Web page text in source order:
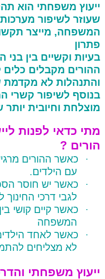
ייעוץ משפחתי הוא
שעוזר לשיפור
המשפחה, מייצר
פתרון
בעיות וקשיים בין
ההורים מקבלים
והתנהלות לא מקדמת
בנוסף לשיפור קשרי
מוצלחת וחיובית יותר
מתי כדאי לפנות
הורים ?
·
כאשר ההורים
עם הילדים.
·
כאשר יש חוסר
לגבי דרכי החינוך
·
כאשר קיים קושי
המשפחה
·
כאשר לאחד
לא מצליחים
ייעוץ משפחתי